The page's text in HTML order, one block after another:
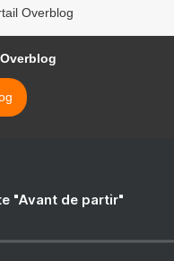
Overblog
"Avant de partir"